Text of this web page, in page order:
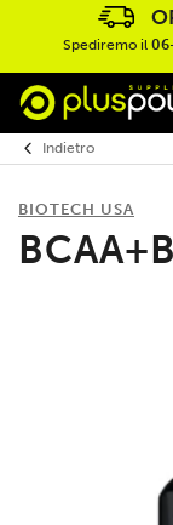
Spediremo il
Indietro
BIOTECH USA